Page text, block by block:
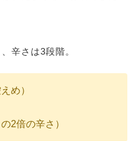
辛さは3段階。
め）
2倍の辛さ）